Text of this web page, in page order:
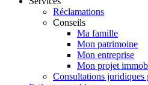
Réclamations
Conseils
Ma famille
Mon patrimoine
Mon entreprise
Mon projet
Consultations juridiques